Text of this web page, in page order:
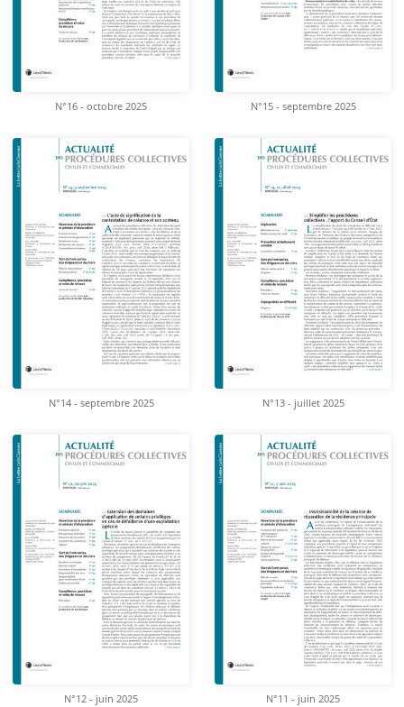
N°16 - octobre 2025 N°15 - septembre 2025
N°14 - septembre 2025 N°13 - juillet 2025
N°12 - juin 2025 N°11 - juin 2025